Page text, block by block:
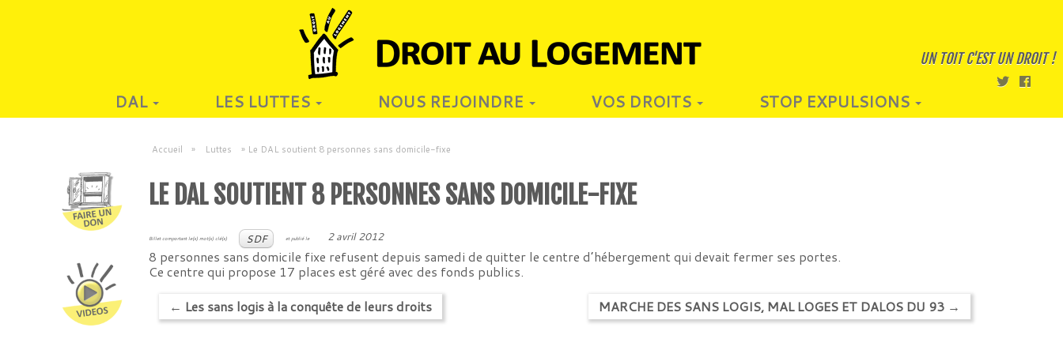
UN TOIT C'EST UN DROIT !
DAL LES LUTTES NOUS REJOINDRE VOS DROITS STOP EXPULSIONS
Accueil » Luttes » Le DAL soutient 8 personnes sans domicile-fixe
LE DAL SOUTIENT 8 PERSONNES SANS DOMICILE-FIXE
Billet comportant le(s) mot(s) clé(s) SDF et publié le 2 avril 2012
8 personnes sans domicile fixe refusent depuis samedi de quitter le centre d’hébergement qui devait fermer ses portes.
Ce centre qui propose 17 places est géré avec des fonds publics.
← Les sans logis à la conquête de leurs droits MARCHE DES SANS LOGIS, MAL LOGES ET DALOS DU 93 →